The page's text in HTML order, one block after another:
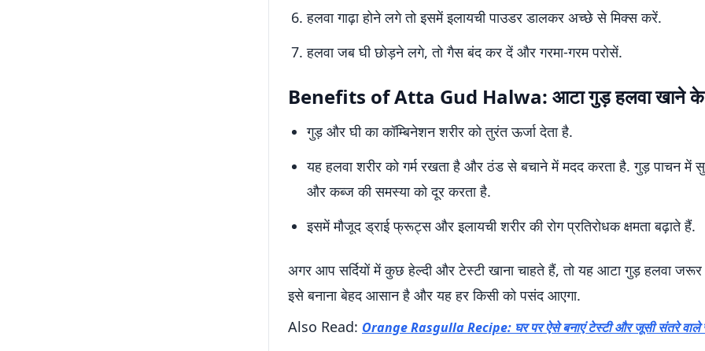
हलवा गाढ़ा होने लगे तो इसमें इलायची पाउडर डालकर अच्छे से मिक्स करें.
हलवा जब घी छोड़ने लगे, तो गैस बंद कर दें और गरमा-गरम परोसें.
Benefits of Atta Gud Halwa: आटा गुड़ हलवा खाने के
गुड़ और घी का कॉम्बिनेशन शरीर को तुरंत ऊर्जा देता है.
यह हलवा शरीर को गर्म रखता है और ठंड से बचाने में मदद करता है. गुड़ पाचन में
और कब्ज की समस्या को दूर करता है.
इसमें मौजूद ड्राई फ्रूट्स और इलायची शरीर की रोग प्रतिरोधक क्षमता बढ़ाते हैं.
अगर आप सर्दियों में कुछ हेल्दी और टेस्टी खाना चाहते हैं, तो यह आटा गुड़ हलवा जरूर
इसे बनाना बेहद आसान है और यह हर किसी को पसंद आएगा.
Also Read: Orange Rasgulla Recipe: घर पर ऐसे बनाएं टेस्टी और जूसी संतरे वाले